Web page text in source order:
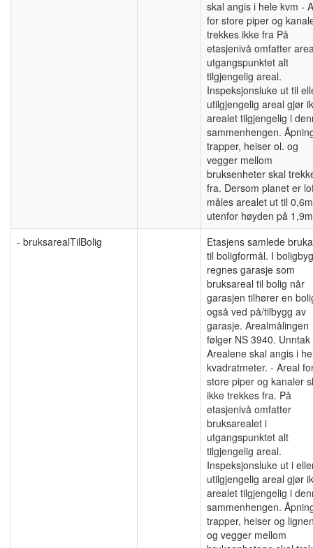
skal angis i hele kvm -
for store piper og
trekkes ikke fra På
etasjenivå omfatter
utgangspunktet alt
tilgjengelig areal.
Inspeksjonsluke ut til
utilgjengelig areal gjør
arealet tilgjengelig i
sammenhengen.
trapper, heiser ol. og
vegger mellom
bruksenheter skal
fra. Dersom planet er
måles arealet ut til 0,6m
utenfor høyden på
- bruksarealTilBolig
Etasjens samlede
til boligformål. I
regnes garasje som
bruksareal til bolig når
garasjen tilhører en
også ved på/tilbygg av
garasje. Arealmålingen
følger NS 3940.
Arealene skal angis i
kvadratmeter. - Areal
store piper og kanaler
ikke trekkes fra. På
etasjenivå omfatter
bruksarealet i
utgangspunktet alt
tilgjengelig areal.
Inspeksjonsluke ut i
utilgjengelig areal gjør
arealet tilgjengelig i
sammenhengen.
trapper, heiser og
og vegger mellom